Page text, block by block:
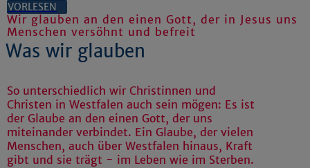
VORLESEN
Wir glauben an den einen Gott, der in Jesus uns
Menschen versöhnt und befreit
Was wir glauben
So unterschiedlich wir Christinnen und
Christen in Westfalen auch sein mögen: Es ist
der Glaube an den einen Gott, der uns
miteinander verbindet. Ein Glaube, der vielen
Menschen, auch über Westfalen hinaus, Kraft
gibt und sie trägt - im Leben wie im Sterben.